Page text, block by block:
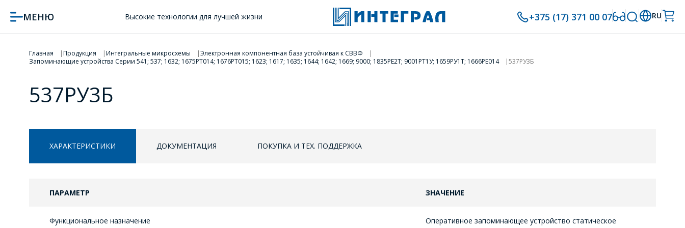
МЕНЮ Высокие технологии для лучшей жизни +375 (17) 371 00 07 RU
Главная Продукция Интегральные микросхемы
Электронная компонентная база устойчивая к СВВФ
Запоминающие устройства Серии 541; 537; 1632; 1675РТ014; 1676РТ015; 1623; 1617; 1635; 1644; 1642; 1669; 9000; 1835PE2Т; 9001РТ1У; 1659РУ1Т; 1666РЕ014
537РУ3Б
537РУ3Б
ХАРАКТЕРИСТИКИ ДОКУМЕНТАЦИЯ ПОКУПКА И ТЕХ. ПОДДЕРЖКА
ПАРАМЕТР ЗНАЧЕНИЕ
Функциональное назначение
Оперативное запоминающее устройство статическое